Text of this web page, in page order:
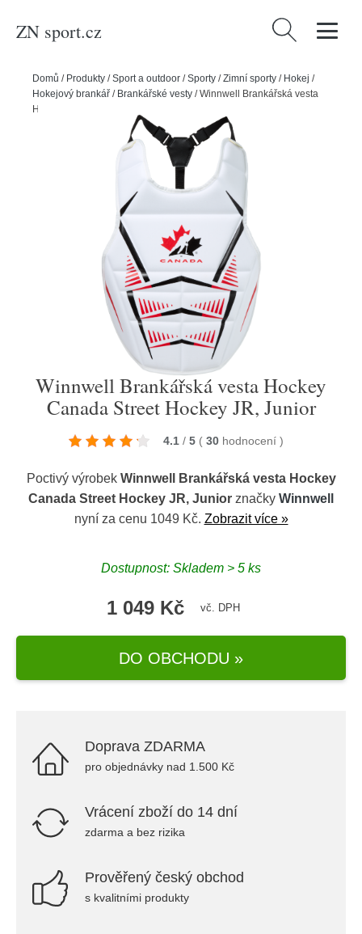
ZN sport.cz Vyhledávání
Domů / Produkty /Sport a outdoor /Sporty /Zimní sporty / Hokej /
Hokejový brankář / Brankářské vesty /Winnwell Brankářská vesta
Hockey Canada Street Hockey JR, Junior
Winnwell Brankářská vesta Hockey
Canada Street Hockey JR, Junior
4.1 / 5 ( 30 hodnocení )
Poctivý výrobek Winnwell Brankářská vesta Hockey
Canada Street Hockey JR, Junior značky Winnwell
nyní za cenu 1049 Kč. Zobrazit více »
Dostupnost: Skladem > 5 ks
1 049 Kč vč. DPH
DO OBCHODU »
Doprava ZDARMA
pro objednávky nad 1.500 Kč
Vrácení zboží do 14 dní
zdarma a bez rizika
Prověřený český obchod
s kvalitními produkty